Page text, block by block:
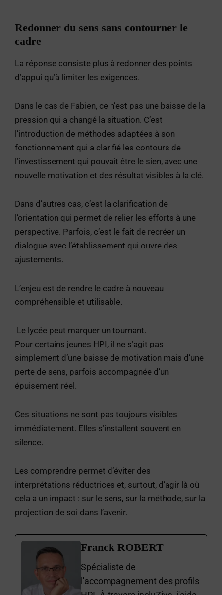
Redonner du sens sans contourner le
cadre
La réponse consiste plus à redonner des points
d’appui qu’à limiter les exigences.
Dans le cas de Fabien, ce n’est pas une baisse de la
pression qui a changé la situation. C’est
l’introduction de méthodes adaptées à son
fonctionnement qui a clarifié les contours de
l’investissement qui pouvait être le sien, avec une
nouvelle motivation et des résultat visibles à la clé.
Dans d’autres cas, c’est la clarification de
l’orientation qui permet de relier les efforts à une
perspective. Parfois, c’est le fait de recréer un
dialogue avec l’établissement qui ouvre des
ajustements.
L’enjeu est de rendre le cadre à nouveau
compréhensible et utilisable.
Le lycée peut marquer un tournant.
Pour certains jeunes HPI, il ne s’agit pas
simplement d’une baisse de motivation mais d’une
perte de sens, parfois accompagnée d’un
épuisement réel.
Ces situations ne sont pas toujours visibles
immédiatement. Elles s’installent souvent en
silence.
Les comprendre permet d’éviter des
interprétations réductrices et, surtout, d’agir là où
cela a un impact : sur le sens, sur la méthode, sur la
projection de soi dans l’avenir.
Franck ROBERT
Spécialiste de
l'accompagnement des profils